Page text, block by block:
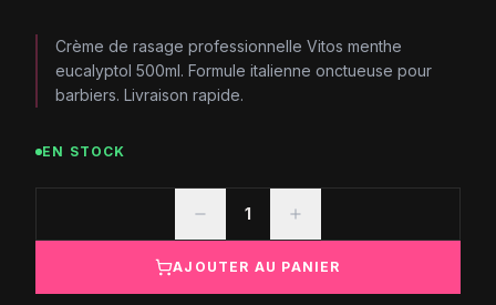
Crème de rasage professionnelle Vitos menthe
eucalyptol 500ml. Formule italienne onctueuse pour
barbiers. Livraison rapide.
EN STOCK
1
AJOUTER AU PANIER